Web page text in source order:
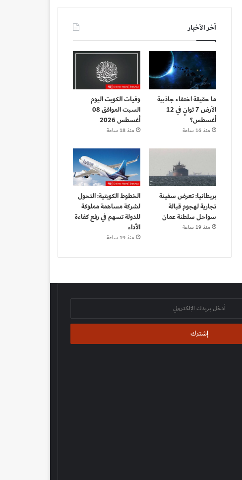
آخر الأخبار
ما حقيقة اختفاء جاذبية
الأرض 7 ثوانٍ في 12
أغسطس؟
منذ 16 ساعة
وفيات الكويت اليوم
السبت الموافق 08
أغسطس 2026
منذ 18 ساعة
بريطانيا: تعرض سفينة
تجارية لهجوم قبالة
سواحل سلطنة عمان
منذ 19 ساعة
الخطوط الكويتية: التحول
لشركة مساهمة مملوكة
للدولة تسهم في رفع كفاءة
الأداء
منذ 19 ساعة